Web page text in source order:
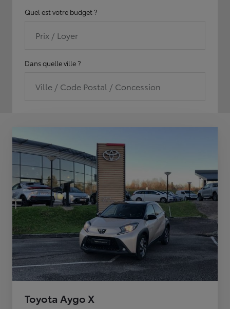
Quel est votre budget ?
Prix / Loyer
Dans quelle ville ?
Ville / Code Postal / Concession
Toyota Aygo X